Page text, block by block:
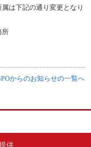
は下記の通り変更となり
所
からのお知らせの一覧へ
供